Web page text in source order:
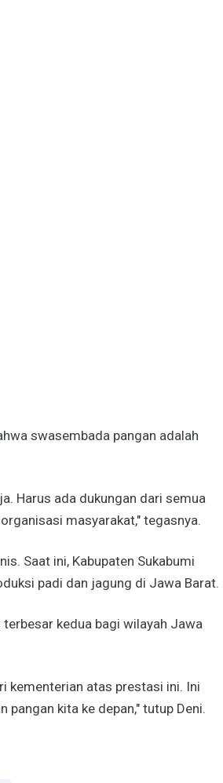
swasembada pangan adalah
Harus ada dukungan dari semua
masyarakat," tegasnya.
Saat ini, Kabupaten Sukabumi
padi dan jagung di Jawa Barat.
kedua bagi wilayah Jawa
kementerian atas prestasi ini. Ini
kita ke depan," tutup Deni.